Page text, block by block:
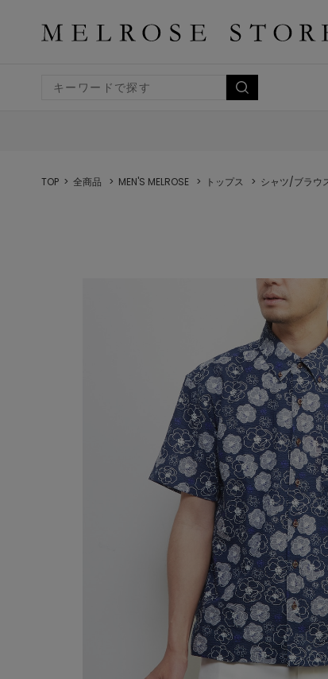
TOP 全商品 MEN'S MELROSE トップス シャツ/ブラウ